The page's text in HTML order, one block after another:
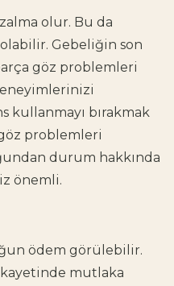
olur. Bu da
Gebeliğin son
göz problemleri
kullanmayı bırakmak
problemleri
durum hakkında
önemli.
ödem görülebilir.
mutlaka